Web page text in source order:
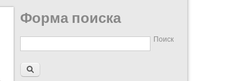
Форма поиска
Поиск